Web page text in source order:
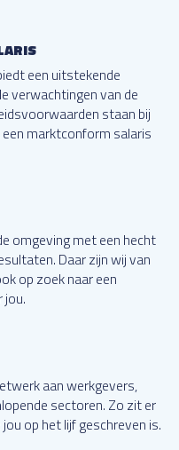
een uitstekende
verwachtingen van de
staan bij
marktconform salaris
omgeving met een hecht
Daar zijn wij van
op zoek naar een
jou.
aan werkgevers,
sectoren. Zo zit er
op het lijf geschreven is.